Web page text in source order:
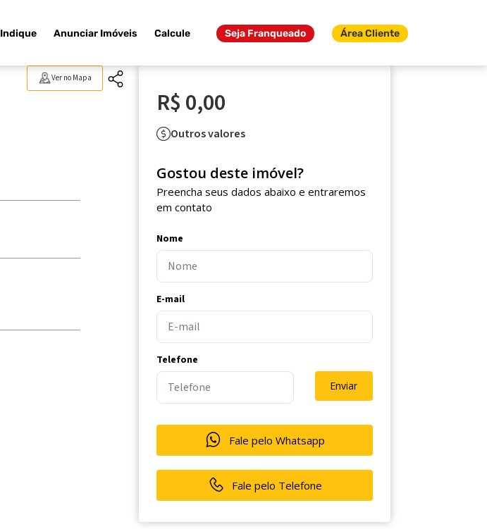
Indique Anunciar Imóveis Calcule Seja Franqueado Área Cliente
Ver no Mapa
R$ 0,00
Outros valores
Gostou deste imóvel?
Preencha seus dados abaixo e entraremos
em contato
Nome
E-mail
Telefone
Enviar
Fale pelo Whatsapp
Fale pelo Telefone